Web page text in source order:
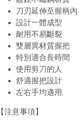
刀刃延伸至握柄內
設計一體成型
耐用不易斷裂
雙層異材質握把
特別適合長時間
使用剪刀的人
舒適握把設計
左右手均適用
【注意事項】